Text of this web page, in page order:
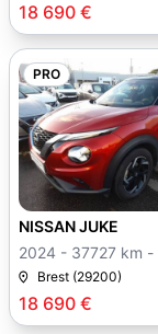
18 690 €
PRO
18 690 €
NISSAN JUKE
Brest (29200)